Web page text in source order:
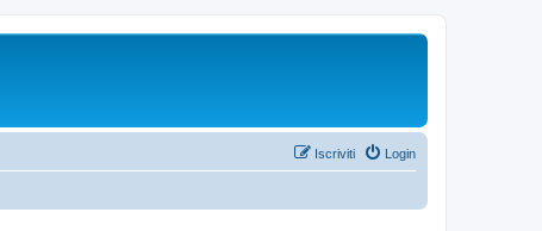
Login
Iscriviti